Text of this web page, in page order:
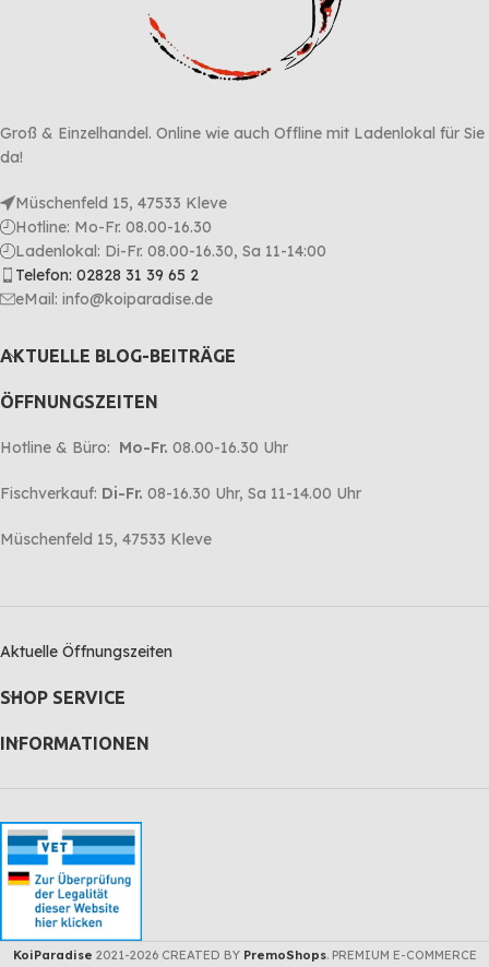
Groß & Einzelhandel. Online wie auch Offline mit Ladenlokal für Sie
da!
Müschenfeld 15, 47533 Kleve
Hotline: Mo-Fr. 08.00-16.30
Ladenlokal: Di-Fr. 08.00-16.30, Sa 11-14:00
Telefon: 02828 31 39 65 2
eMail: info@koiparadise.de
AKTUELLE BLOG-BEITRÄGE
ÖFFNUNGSZEITEN
Hotline & Büro: Mo-Fr. 08.00-16.30 Uhr
Fischverkauf: Di-Fr. 08-16.30 Uhr, Sa 11-14.00 Uhr
Müschenfeld 15, 47533 Kleve
Aktuelle Öffnungszeiten
SHOP SERVICE
INFORMATIONEN
KoiParadise 2021-2026 CREATED BY PremoShops. PREMIUM E-COMMERCE